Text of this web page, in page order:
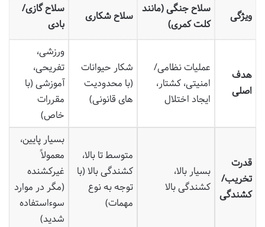
ویژگی
سلاح جنگی (مانند
کلت کمری)
سلاح شکاری
سلاح گازی/
بادی
هدف
اصلی
عملیات نظامی/
امنیتی، کشتار،
ایجاد اختلال
شکار حیوانات
(با محدودیت
های قانونی)
ورزشی،
تفریحی،
آموزشی (با
مقررات
خاص)
قدرت
تخریب/
کشندگی
بسیار بالا،
کشندگی بالا
متوسط تا بالا،
کشندگی بالا (با
توجه به نوع
مهمات)
بسیار پایین،
معمولاً
غیرکشنده
(مگر در موارد
سوءاستفاده
شدید)